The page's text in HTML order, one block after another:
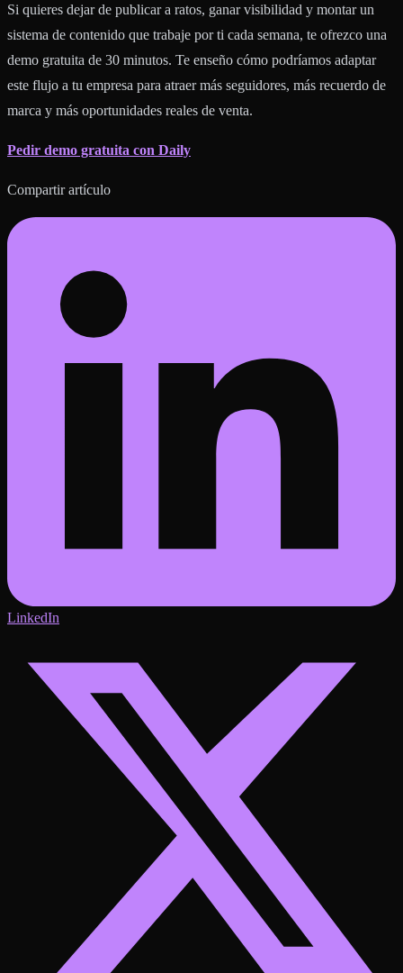
Si quieres dejar de publicar a ratos, ganar visibilidad y montar un
sistema de contenido que trabaje por ti cada semana, te ofrezco una
demo gratuita de 30 minutos. Te enseño cómo podríamos adaptar
este flujo a tu empresa para atraer más seguidores, más recuerdo de
marca y más oportunidades reales de venta.
Pedir demo gratuita con Daily
Compartir artículo
LinkedIn